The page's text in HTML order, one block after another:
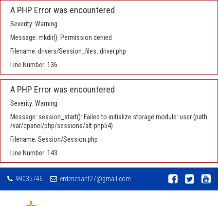
A PHP Error was encountered
Severity: Warning
Message: mkdir(): Permission denied
Filename: drivers/Session_files_driver.php
Line Number: 136
A PHP Error was encountered
Severity: Warning
Message: session_start(): Failed to initialize storage module: user (path:
/var/cpanel/php/sessions/alt-php54)
Filename: Session/Session.php
Line Number: 143
99035746 erdenesant27@gmail.com